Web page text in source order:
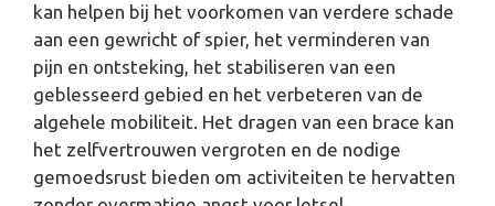
kan helpen bij het voorkomen van verdere schade
aan een gewricht of spier, het verminderen van
pijn en ontsteking, het stabiliseren van een
geblesseerd gebied en het verbeteren van de
algehele mobiliteit. Het dragen van een brace kan
het zelfvertrouwen vergroten en de nodige
gemoedsrust bieden om activiteiten te hervatten